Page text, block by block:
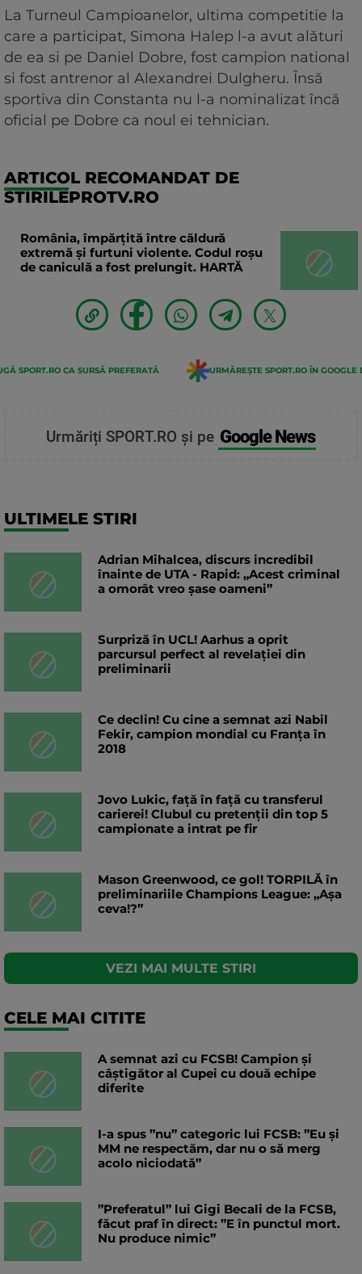
La Turneul Campioanelor, ultima competitie la
care a participat, Simona Halep l-a avut alături
de ea si pe Daniel Dobre, fost campion national
si fost antrenor al Alexandrei Dulgheru. Însă
sportiva din Constanta nu l-a nominalizat încă
oficial pe Dobre ca noul ei tehnician.
ARTICOL RECOMANDAT DE
STIRILEPROTV.RO
România, împărțită între căldură
extremă și furtuni violente. Codul roșu
de caniculă a fost prelungit. HARTĂ
SPORT.RO CA SURSĂ PREFERATĂ URMĂREȘTE SPORT.RO ÎN GOOGLE
Urmăriți SPORT.RO și pe Google News
ULTIMELE STIRI
Adrian Mihalcea, discurs incredibil
înainte de UTA - Rapid: „Acest criminal
a omorât vreo șase oameni”
Surpriză în UCL! Aarhus a oprit
parcursul perfect al revelației din
preliminarii
Ce declin! Cu cine a semnat azi Nabil
Fekir, campion mondial cu Franța în
2018
Jovo Lukic, față în față cu transferul
carierei! Clubul cu pretenții din top 5
campionate a intrat pe fir
Mason Greenwood, ce gol! TORPILĂ în
preliminariile Champions League: „Așa
ceva!?”
VEZI MAI MULTE STIRI
CELE MAI CITITE
A semnat azi cu FCSB! Campion și
câștigător al Cupei cu două echipe
diferite
I-a spus ”nu” categoric lui FCSB: ”Eu și
MM ne respectăm, dar nu o să merg
acolo niciodată”
”Preferatul” lui Gigi Becali de la FCSB,
făcut praf în direct: ”E în punctul mort.
Nu produce nimic”